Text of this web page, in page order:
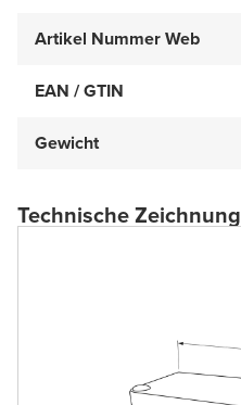
Artikel Nummer Web
EAN / GTIN
Gewicht
Technische Zeichnung